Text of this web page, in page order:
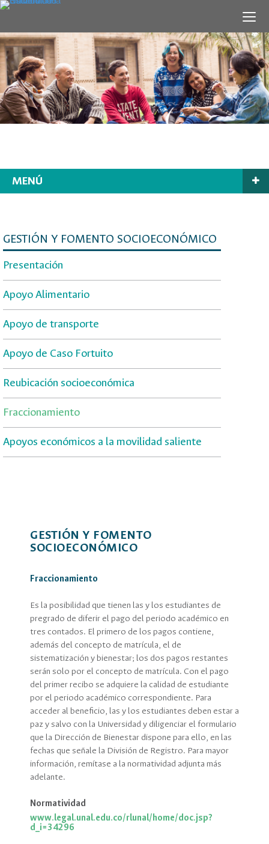
MENÚ
GESTIÓN Y FOMENTO SOCIOECONÓMICO
Presentación
Apoyo Alimentario
Apoyo de transporte
Apoyo de Caso Fortuito
Reubicación socioeconómica
Fraccionamiento
Apoyos económicos a la movilidad saliente
GESTIÓN Y FOMENTO
SOCIOECONÓMICO
Fraccionamiento
Es la posibilidad que tienen las y los estudiantes de
pregrado de diferir el pago del periodo académico en
tres contados. El primero de los pagos contiene,
además del concepto de matrícula, el de
sistematización y bienestar; los dos pagos restantes
serán solo por el concepto de matrícula. Con el pago
del primer recibo se adquiere la calidad de estudiante
por el periodo académico correspondiente. Para
acceder al beneficio, las y los estudiantes deben estar a
paz y salvo con la Universidad y diligenciar el formulario
que la Dirección de Bienestar dispone para ello, en las
fechas que señale la División de Registro. Para mayor
información, remítase a la normatividad adjunta más
adelante.
Normatividad
www.legal.unal.edu.co/rlunal/home/doc.jsp?
d_i=34296